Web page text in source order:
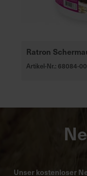
Ratron
Artikel-Nr.: 68084-00
Unser kostenloser